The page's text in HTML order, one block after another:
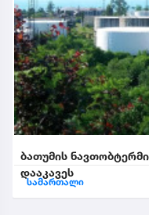
ბათუმის
დააკავეს
სამართალი